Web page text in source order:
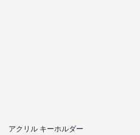
アクリル キーホルダー